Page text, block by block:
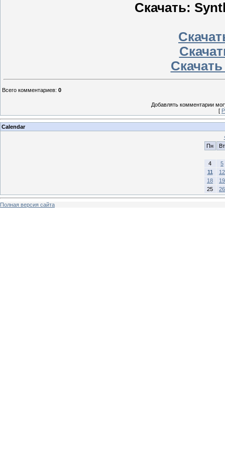
Скачать:
Всего комментариев: 0
Добавлять комментарии
[
Calendar
Пн
Вт
4
5
11
12
18
19
25
26
Полная версия сайта